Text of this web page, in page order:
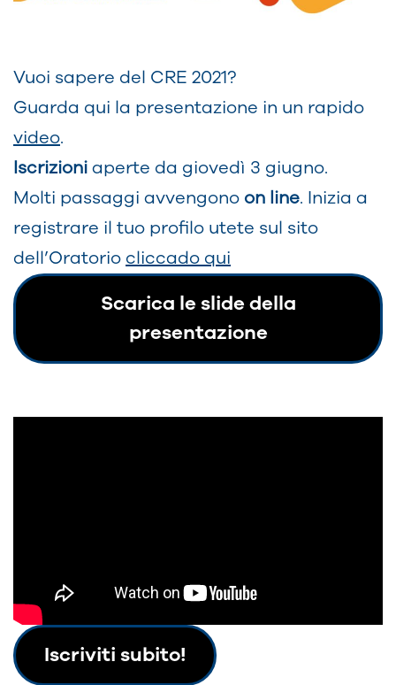
Vuoi sapere del CRE 2021?
Guarda qui la presentazione in un rapido
video.
Iscrizioniaperte da giovedì 3 giugno.
Molti passaggi avvengono on line. Inizia a
registrare il tuo profilo utete sul sito
dell’Oratorio cliccado qui
Scarica le slide della
presentazione
Iscriviti subito!